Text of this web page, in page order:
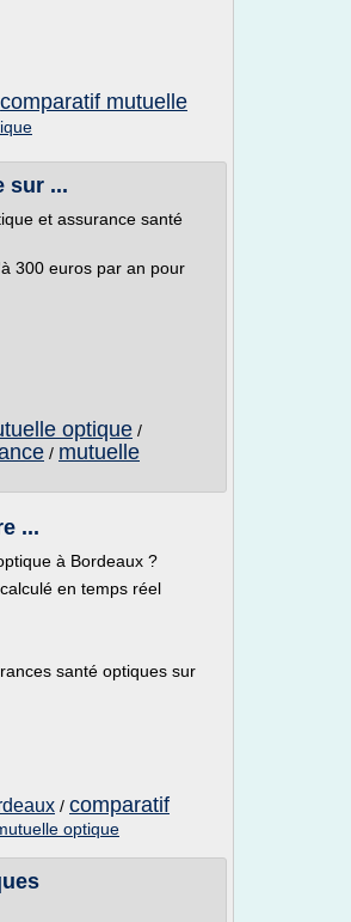
comparatif mutuelle
sur ...
et assurance santé
300 euros par an pour
optique /
/ mutuelle
...
à Bordeaux ?
en temps réel
santé optiques sur
/ comparatif
optique